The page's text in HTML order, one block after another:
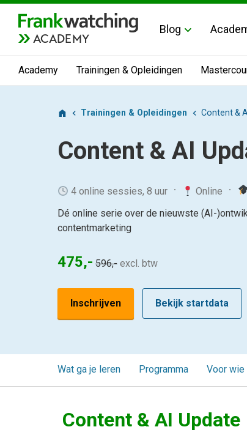
ACADEMY
Blog
Academy Trainingen & Opleidingen
Trainingen & Opleidingen Content &
Content & AI
4 online sessies, 8 uur Online
Dé online serie over de nieuwste (AI-
contentmarketing
475,- 596,- excl. btw
Inschrijven Bekijk startdata
Wat ga je leren Programma Voor wie
Content & AI Update